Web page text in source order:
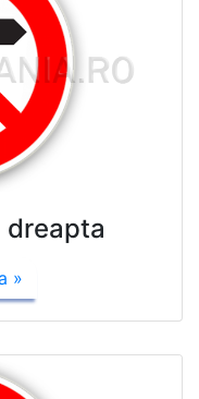
dreapta
»